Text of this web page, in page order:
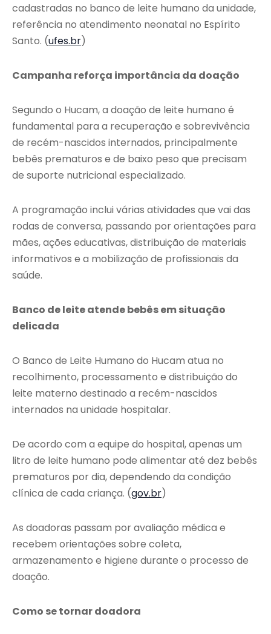
cadastradas no banco de leite humano da unidade,
referência no atendimento neonatal no Espírito
Santo. (ufes.br)
Campanha reforça importância da doação
Segundo o Hucam, a doação de leite humano é
fundamental para a recuperação e sobrevivência
de recém-nascidos internados, principalmente
bebês prematuros e de baixo peso que precisam
de suporte nutricional especializado.
A programação inclui várias atividades que vai das
rodas de conversa, passando por orientações para
mães, ações educativas, distribuição de materiais
informativos e a mobilização de profissionais da
saúde.
Banco de leite atende bebês em situação
delicada
O Banco de Leite Humano do Hucam atua no
recolhimento, processamento e distribuição do
leite materno destinado a recém-nascidos
internados na unidade hospitalar.
De acordo com a equipe do hospital, apenas um
litro de leite humano pode alimentar até dez bebês
prematuros por dia, dependendo da condição
clínica de cada criança. (gov.br)
As doadoras passam por avaliação médica e
recebem orientações sobre coleta,
armazenamento e higiene durante o processo de
doação.
Como se tornar doadora